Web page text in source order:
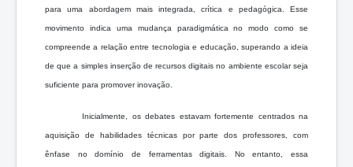
para uma abordagem mais integrada, crítica e pedagógica. Esse
movimento indica uma mudança paradigmática no modo como se
compreende a relação entre tecnologia e educação, superando a ideia
de que a simples inserção de recursos digitais no ambiente escolar seja
suficiente para promover inovação.
Inicialmente, os debates estavam fortemente centrados na
aquisição de habilidades técnicas por parte dos professores, com
ênfase no domínio de ferramentas digitais. No entanto, essa